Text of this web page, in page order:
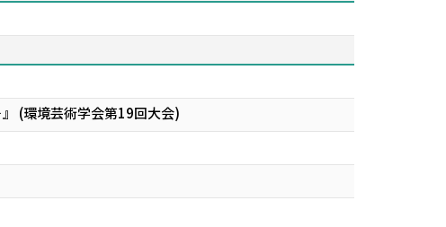
(環境芸術学会第19回大会)